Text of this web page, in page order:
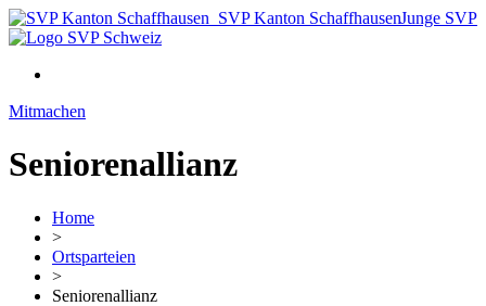
Junge SVP
SVP Kanton Schaffhausen
Mitmachen
Seniorenallianz
Home
>
Ortsparteien
>
Seniorenallianz